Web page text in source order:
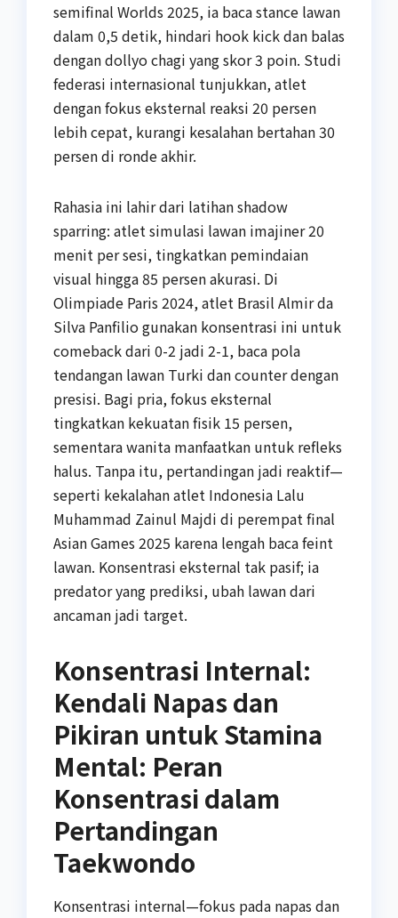
semifinal Worlds 2025, ia baca stance lawan
dalam 0,5 detik, hindari hook kick dan balas
dengan dollyo chagi yang skor 3 poin. Studi
federasi internasional tunjukkan, atlet
dengan fokus eksternal reaksi 20 persen
lebih cepat, kurangi kesalahan bertahan 30
persen di ronde akhir.
Rahasia ini lahir dari latihan shadow
sparring: atlet simulasi lawan imajiner 20
menit per sesi, tingkatkan pemindaian
visual hingga 85 persen akurasi. Di
Olimpiade Paris 2024, atlet Brasil Almir da
Silva Panfilio gunakan konsentrasi ini untuk
comeback dari 0-2 jadi 2-1, baca pola
tendangan lawan Turki dan counter dengan
presisi. Bagi pria, fokus eksternal
tingkatkan kekuatan fisik 15 persen,
sementara wanita manfaatkan untuk refleks
halus. Tanpa itu, pertandingan jadi reaktif—
seperti kekalahan atlet Indonesia Lalu
Muhammad Zainul Majdi di perempat final
Asian Games 2025 karena lengah baca feint
lawan. Konsentrasi eksternal tak pasif; ia
predator yang prediksi, ubah lawan dari
ancaman jadi target.
Konsentrasi Internal:
Kendali Napas dan
Pikiran untuk Stamina
Mental: Peran
Konsentrasi dalam
Pertandingan
Taekwondo
Konsentrasi internal—fokus pada napas dan